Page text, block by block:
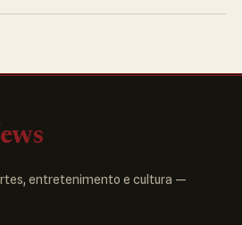
entretenimento e cultura —